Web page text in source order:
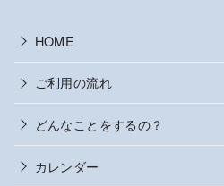
HOME
ご利用の流れ
どんなことをするの？
カレンダー